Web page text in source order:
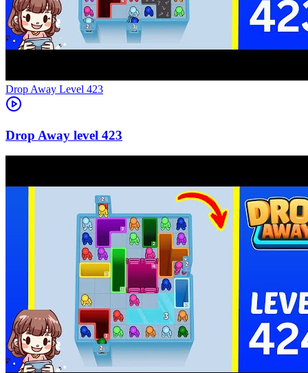
Level 423
423